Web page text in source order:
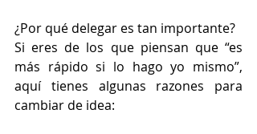
¿Por qué delegar es tan importante?
Si eres de los que piensan que “es
más rápido si lo hago yo mismo”,
aquí tienes algunas razones para
cambiar de idea: